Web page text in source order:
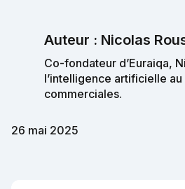
Auteur : Nicolas
Co-fondateur d’Euraiqa,
l’intelligence artificielle
commerciales.
26 mai 2025